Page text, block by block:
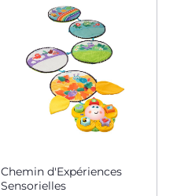
Chemin d'Expériences
Sensorielles